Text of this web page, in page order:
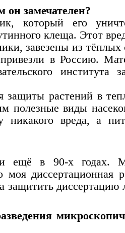
замечателен?
который его
клеща. Этот
завезены из тёплых
в Россию.
института
растений в
полезные виды
вреда, а
ещё в 90-х годах.
диссертационная
защитить диссертацию